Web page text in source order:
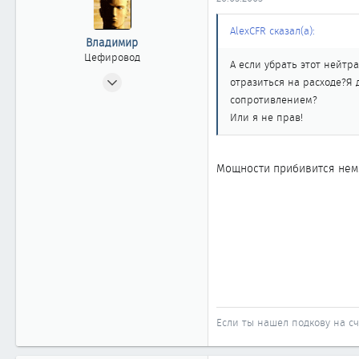
Владимир
Цефировод
AlexCFR сказал(а):
А если убрать этот
отразиться на
сопротивлением?
Или я не прав!
Мощности прибивится
Если ты нашел подкову на